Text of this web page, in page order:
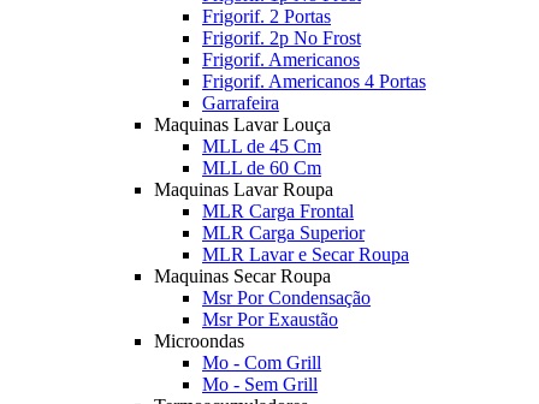
Frigorif. 2 Portas
Frigorif. 2p No Frost
Frigorif. Americanos
Frigorif. Americanos 4 Portas
Garrafeira
Maquinas Lavar Louça
MLL de 45 Cm
MLL de 60 Cm
Maquinas Lavar Roupa
MLR Carga Frontal
MLR Carga Superior
MLR Lavar e Secar Roupa
Maquinas Secar Roupa
Msr Por Condensação
Msr Por Exaustão
Microondas
Mo - Com Grill
Mo - Sem Grill